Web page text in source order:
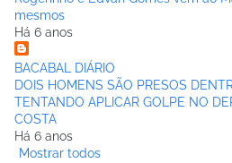
mesmos
Há 6 anos
BACABAL DIÁRIO
DOIS HOMENS SÃO PRESOS
TENTANDO APLICAR GOLPE NO
COSTA
Há 6 anos
Mostrar todos